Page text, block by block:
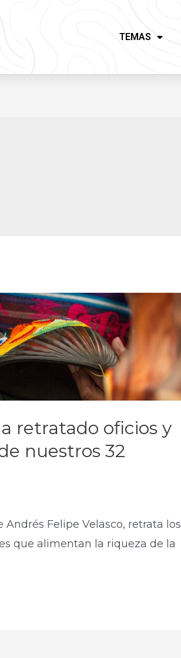
TEMAS
retratado oficios y
nuestros 32
Felipe Velasco, retrata los
que alimentan la riqueza de la